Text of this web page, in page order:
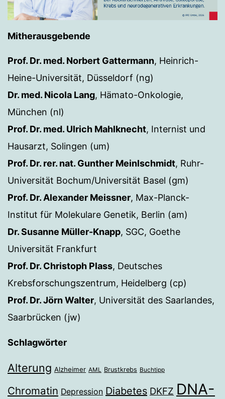
Mitherausgebende
Prof. Dr. med. Norbert Gattermann, Heinrich-
Heine-Universität, Düsseldorf (ng)
Dr. med. Nicola Lang, Hämato-Onkologie,
München (nl)
Prof. Dr. med. Ulrich Mahlknecht, Internist und
Hausarzt, Solingen (um)
Prof. Dr. rer. nat. Gunther Meinlschmidt, Ruhr-
Universität Bochum/Universität Basel (gm)
Prof. Dr. Alexander Meissner, Max-Planck-
Institut für Molekulare Genetik, Berlin (am)
Dr. Susanne Müller-Knapp, SGC, Goethe
Universität Frankfurt
Prof. Dr. Christoph Plass, Deutsches
Krebsforschungszentrum, Heidelberg (cp)
Prof. Dr. Jörn Walter, Universität des Saarlandes,
Saarbrücken (jw)
Schlagwörter
Alterung Alzheimer AML Brustkrebs Buchtipp
Chromatin Depression Diabetes DKFZ DNA-